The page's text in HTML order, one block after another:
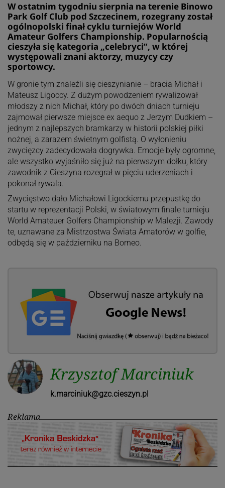
W ostatnim tygodniu sierpnia na terenie Binowo
Park Golf Club pod Szczecinem, rozegrany został
ogólnopolski finał cyklu turniejów World
Amateur Golfers Championship. Popularnością
cieszyła się kategoria „celebryci”, w której
występowali znani aktorzy, muzycy czy
sportowcy.
W gronie tym znaleźli się cieszynianie – bracia Michał i
Mateusz Ligoccy. Z dużym powodzeniem rywalizował
młodszy z nich Michał, który po dwóch dniach turnieju
zajmował pierwsze miejsce ex aequo z Jerzym Dudkiem –
jednym z najlepszych bramkarzy w historii polskiej piłki
nożnej, a zarazem świetnym golfistą. O wyłonieniu
zwycięzcy zadecydowała dogrywka. Emocje były ogromne,
ale wszystko wyjaśniło się już na pierwszym dołku, który
zawodnik z Cieszyna rozegrał w pięciu uderzeniach i
pokonał rywala.
Zwycięstwo dało Michałowi Ligockiemu przepustkę do
startu w reprezentacji Polski, w światowym finale turnieju
World Amateuer Golfers Championship w Malezji. Zawody
te, uznawane za Mistrzostwa Świata Amatorów w golfie,
odbędą się w październiku na Borneo.
Krzysztof Marciniuk
k.marciniuk@gzc.cieszyn.pl
Reklama